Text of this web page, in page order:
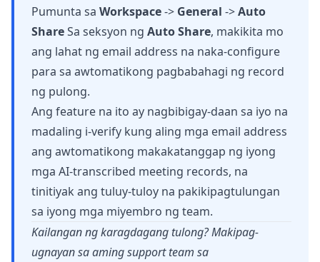
Pumunta sa Workspace-> General ->Auto
ShareSa seksyon ng Auto Share, makikita mo
ang lahat ng email address na naka-configure
para sa awtomatikong pagbabahagi ng record
ng pulong.
Ang feature na ito ay nagbibigay-daan sa iyo na
madaling i-verify kung aling mga email address
ang awtomatikong makakatanggap ng iyong
mga AI-transcribed meeting records, na
tinitiyak ang tuluy-tuloy na pakikipagtulungan
sa iyong mga miyembro ng team.
Kailangan ng karagdagang tulong? Makipag-
ugnayan sa aming support team sa